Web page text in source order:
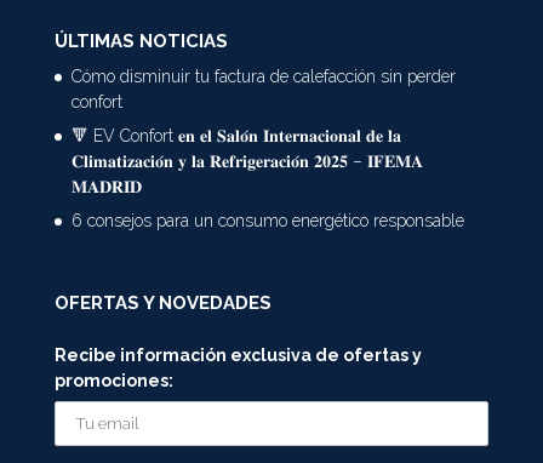
ÚLTIMAS NOTICIAS
Cómo disminuir tu factura de calefacción sin perder
confort
🔻 EV Confort 𝐞𝐧 𝐞𝐥 𝐒𝐚𝐥𝐨́𝐧 𝐈𝐧𝐭𝐞𝐫𝐧𝐚𝐜𝐢𝐨𝐧𝐚𝐥 𝐝𝐞 𝐥𝐚
𝐂𝐥𝐢𝐦𝐚𝐭𝐢𝐳𝐚𝐜𝐢𝐨́𝐧 𝐲 𝐥𝐚 𝐑𝐞𝐟𝐫𝐢𝐠𝐞𝐫𝐚𝐜𝐢𝐨́𝐧 𝟐𝟎𝟐𝟓 – 𝐈𝐅𝐄𝐌𝐀
𝐌𝐀𝐃𝐑𝐈𝐃
6 consejos para un consumo energético responsable
OFERTAS Y NOVEDADES
Recibe información exclusiva de ofertas y
promociones: